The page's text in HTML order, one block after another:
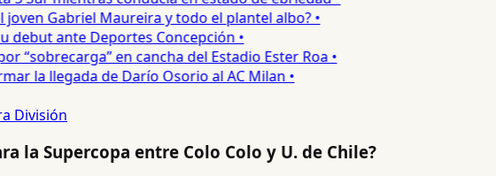
Gabriel Maureira y todo el plantel albo? •
ante Deportes Concepción •
en cancha del Estadio Ester Roa •
la llegada de Darío Osorio al AC Milan •
División
la Supercopa entre Colo Colo y U. de Chile?